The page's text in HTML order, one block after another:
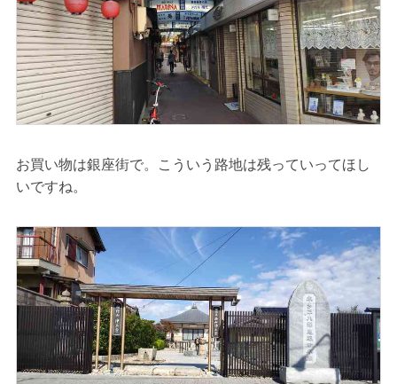
お買い物は銀座街で。こういう路地は残っていってほし
いですね。